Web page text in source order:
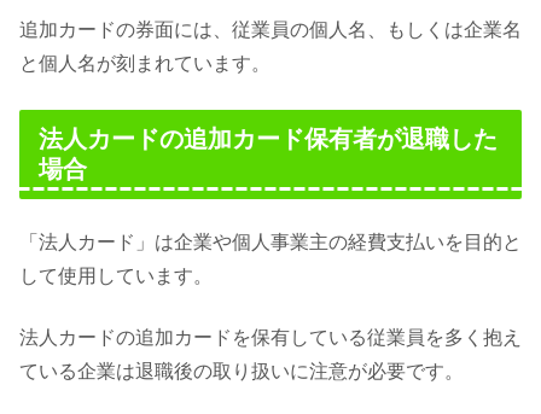
追加カードの券面には、従業員の個人名、もしくは企業名
と個人名が刻まれています。
法人カードの追加カード保有者が退職した
場合
「法人カード」は企業や個人事業主の経費支払いを目的と
して使用しています。
法人カードの追加カードを保有している従業員を多く抱え
ている企業は退職後の取り扱いに注意が必要です。